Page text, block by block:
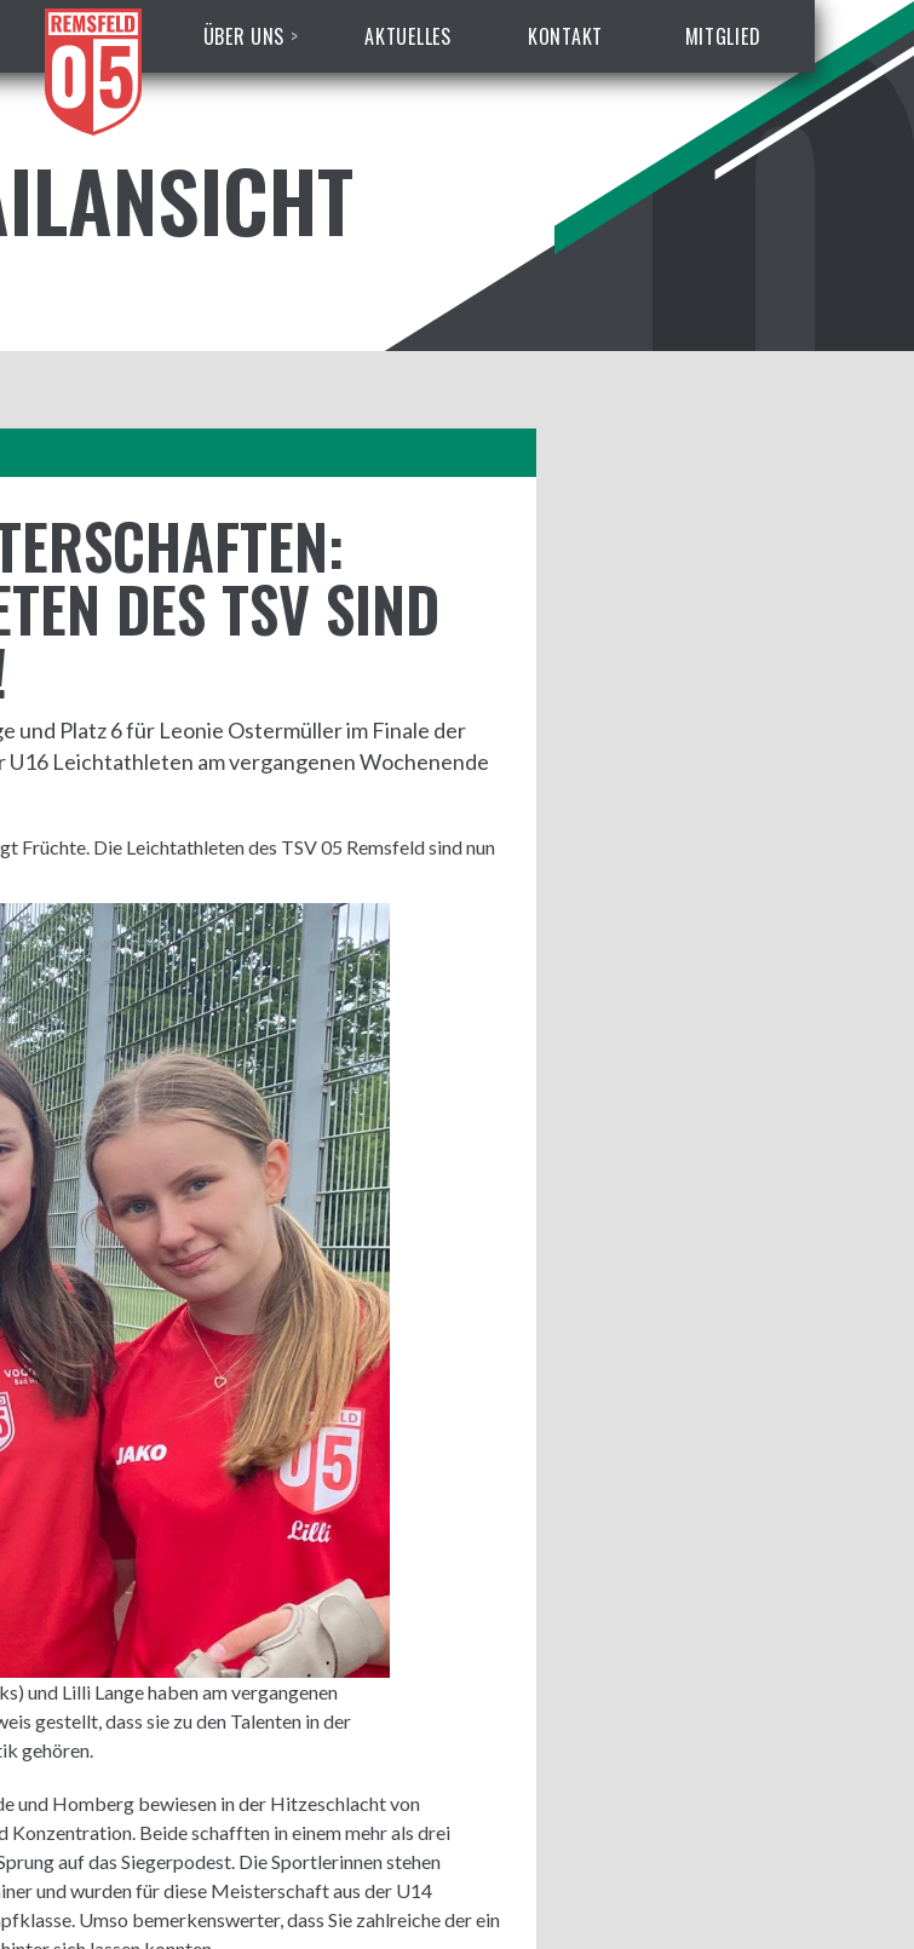
ÜBER UNS AKTUELLES KONTAKT MITGLIED
DES TSV SIND
und Platz 6 für Leonie Ostermüller im Finale der
Leichtathleten am vergangenen Wochenende
Die Leichtathleten des TSV 05 Remsfeld sind nun
und Lilli Lange haben am vergangenen
gestellt, dass sie zu den Talenten in der
gehören.
und Homberg bewiesen in der Hitzeschlacht von
Konzentration. Beide schafften in einem mehr als drei
auf das Siegerpodest. Die Sportlerinnen stehen
und wurden für diese Meisterschaft aus der U14
Umso bemerkenswerter, dass Sie zahlreiche der ein